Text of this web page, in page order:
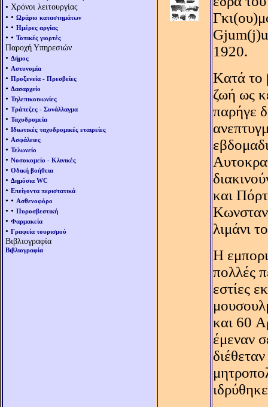
• Χρόνοι λειτουργίας
• • Ωράριο καταστημάτων
• • Ημέρες αργίας
• • Τοπικές γιορτές
Παροχή Υπηρεσιών
• Δήμος
• Αστυνομία
• Προξενεία - Πρεσβείες
• Δασαρχείο
• Τηλεπικοινωνίες
• Τράπεζες - Συνάλλαγμα
• Ταχυδρομεία
• Ιδιωτικές ταχυδρομικές εταιρείες
• Ασφάλειες
• Τελωνείο
• Νοσοκομείο - Κλινικές
• Οδική βοήθεια
• Δημόσια WC
• Επείγοντα περιστατικά
• • Ασθενοφόρο
• • Πυροσβεστική
• Φαρμακεία
• Γραφεία τουρισμού
Βιβλιογραφία
Βιβλιογραφία
1920.
Kατά το
ζωή ως
παρήγε
και
λιμάνι
H
πολλές
εστίες
και 60
έμεναν